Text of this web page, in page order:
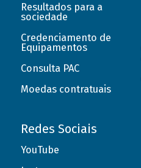
Resultados para a
sociedade
Credenciamento de
Equipamentos
Consulta PAC
Moedas contratuais
Redes Sociais
YouTube